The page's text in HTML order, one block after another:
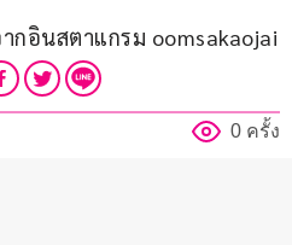
อินสตาแกรม oomsakaojai
0 ครั้ง